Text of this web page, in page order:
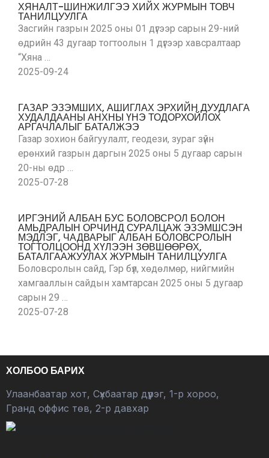
ХЯНАЛТ-ШИНЖИЛГЭЭ ХИЙХ ЖУРМЫН ТОВЧ
ТАНИЛЦУУЛГА
Засгийн газрын 2025 оны 01 дүгээр сарын 29-ний
өдрийн 43 дугаар тогтоолын 1 дүгээр хавсралтаар
“Хяна …
2025-09-24
ГАЗАР ЭЗЭМШИХ, АШИГЛАХ ЭРХИЙН ДУУДЛАГА
ХУДАЛДААНЫ АНХНЫ ҮНЭ ТОДОРХОЙЛОХ
АРГАЧЛАЛЫГ БАТАЛЖЭЭ
Газар зохион байгуулалт, геодези, зураг зүйн
ерөнхий газрын даргын 2025 оны 5 дугаар сарын
20-ны өдр …
2025-07-28
ИРГЭНИЙ АЛБАН БУС БОЛОВСРОЛ БОЛОН
АМЬДРАЛЫН ОРЧИНД СУРАЛЦАЖ ЭЗЭМШСЭН
МЭДЛЭГ, ЧАДВАРЫГ АЛБАН БОЛОВСРОЛЫН
ТОГТОЛЦООНД ХҮЛЭЭН ЗӨВШӨӨРӨХ,
БАТАЛГААЖУУЛАХ ЖУРМЫН ТАНИЛЦУУЛГА
Боловсролын сайд, Гэр бүл, хөдөлмөр, нийгмийн
хамгааллын сайдын хамтарсан 2025 оны 5 дугаар
сарын 29 …
2025-07-28
ХОЛБОО БАРИХ
Улаанбаатар хот, Сүхбаатар дүүрэг, 1-р хороо,
Гранд оффис төв, 2-р давхар